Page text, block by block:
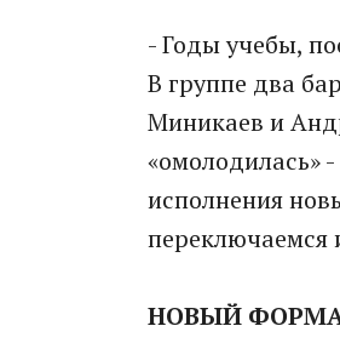
- Годы учебы,
В группе два
Миникаев и
«омолодилась»
исполнения
переключаемся
НОВЫЙ